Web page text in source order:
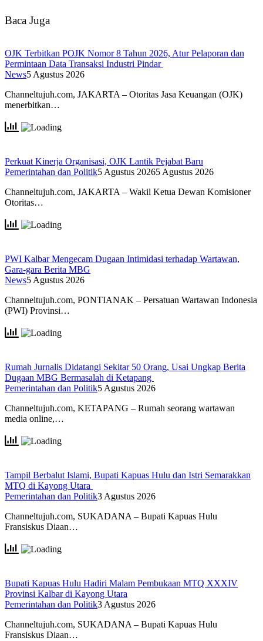
Baca Juga
OJK Terbitkan POJK Nomor 8 Tahun 2026, Atur Pelaporan dan
Permintaan Data Transaksi Industri Pindar
News5 Agustus 2026
Channeltujuh.com, JAKARTA – Otoritas Jasa Keuangan (OJK)
menerbitkan…
Perkuat Kinerja Organisasi, OJK Lantik Pejabat Baru
Pemerintahan dan Politik5 Agustus 20265 Agustus 2026
Channeltujuh.com, JAKARTA – Wakil Ketua Dewan Komisioner
Otoritas…
PWI Kalbar Mengecam Dugaan Intimidasi terhadap Wartawan,
Gara-gara Berita MBG
News5 Agustus 2026
Channeltujuh.com, PONTIANAK – Persatuan Wartawan Indonesia
(PWI) Provinsi…
Rumah Jurnalis Didatangi Sekitar 50 Orang, Usai Ungkap Berita
Dugaan MBG Bermasalah di Ketapang
Pemerintahan dan Politik5 Agustus 2026
Channeltujuh.com, KETAPANG – Rumah seorang wartawan
media online,…
Tampil Berbalut Islami, Bupati Kapuas Hulu dan Istri Semarakkan
MTQ di Kayong Utara
Pemerintahan dan Politik3 Agustus 2026
Channeltujuh.com, SUKADANA – Bupati Kapuas Hulu
Fransiskus Diaan…
Bupati Kapuas Hulu Hadiri Malam Pembukaan MTQ XXXIV
Provinsi Kalbar di Kayong Utara
Pemerintahan dan Politik3 Agustus 2026
Channeltujuh.com, SUKADANA – Bupati Kapuas Hulu
Fransiskus Diaan…